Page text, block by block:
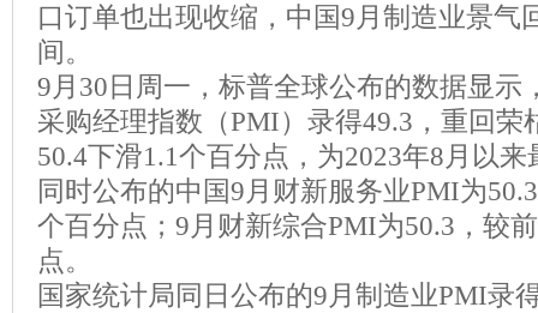
口订单也出现收缩，中国9月制造业景气
间。
9月30日周一，标普全球公布的数据显示
采购经理指数（PMI）录得49.3，重回荣
50.4下滑1.1个百分点，为2023年8月以来
同时公布的中国9月财新服务业PMI为
个百分点；9月财新综合PMI为50.3，较
点。
国家统计局同日公布的9月制造业PMI录